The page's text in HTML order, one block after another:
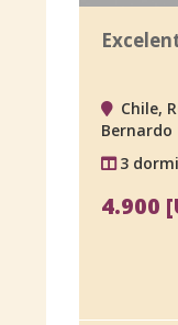
Chile,
Bernardo
3
4.900